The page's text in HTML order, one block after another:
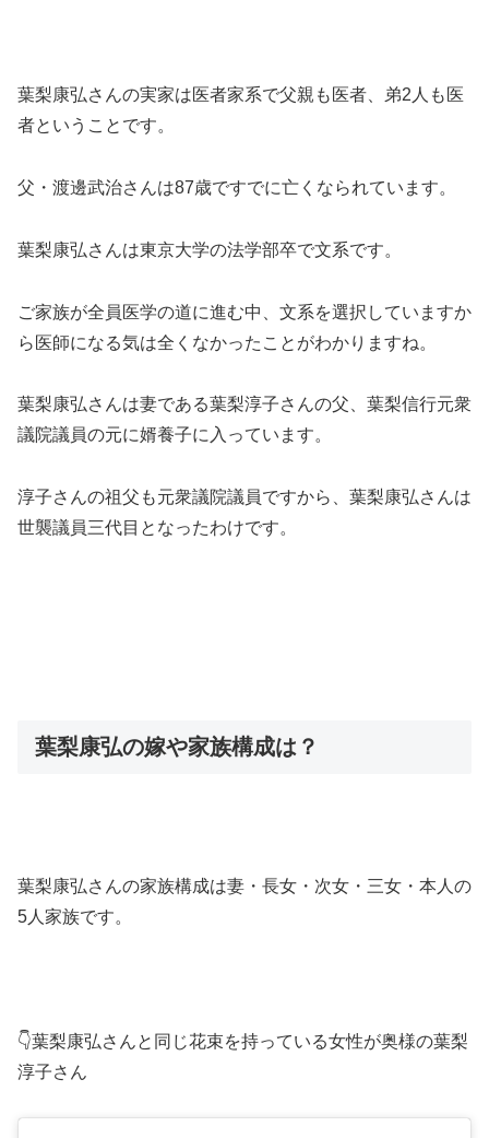
葉梨康弘さんの実家は医者家系で父親も医者、弟2人も医
者ということです。
父・渡邊武治さんは87歳ですでに亡くなられています。
葉梨康弘さんは東京大学の法学部卒で文系です。
ご家族が全員医学の道に進む中、文系を選択していますか
ら医師になる気は全くなかったことがわかりますね。
葉梨康弘さんは妻である葉梨淳子さんの父、葉梨信行元衆
議院議員の元に婿養子に入っています。
淳子さんの祖父も元衆議院議員ですから、葉梨康弘さんは
世襲議員三代目となったわけです。
葉梨康弘の嫁や家族構成は？
葉梨康弘さんの家族構成は妻・長女・次女・三女・本人の
5人家族です。
👇葉梨康弘さんと同じ花束を持っている女性が奥様の葉梨
淳子さん